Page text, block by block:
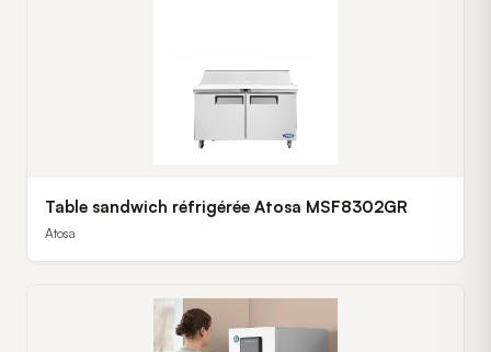
Table sandwich réfrigérée Atosa MSF8302GR
Atosa